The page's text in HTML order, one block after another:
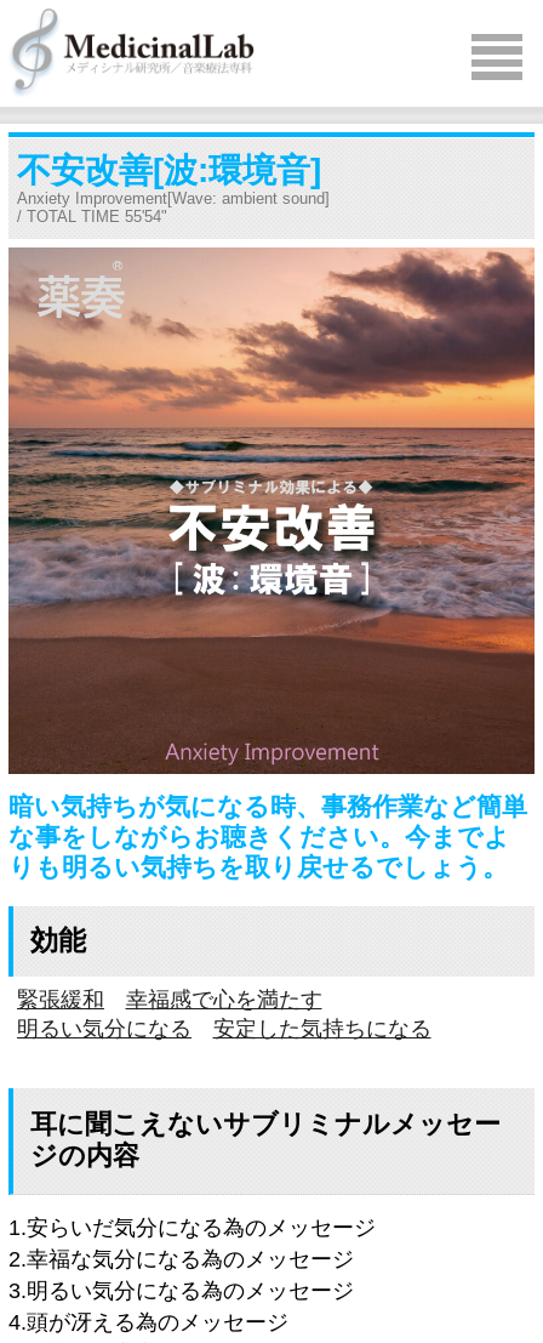
不安改善[波:環境音]
Anxiety Improvement[Wave: ambient sound]
/ TOTAL TIME 55'54"
暗い気持ちが気になる時、事務作業など簡単
な事をしながらお聴きください。今までよ
りも明るい気持ちを取り戻せるでしょう。
効能
緊張緩和
幸福感で心を満たす
明るい気分になる
安定した気持ちになる
耳に聞こえないサブリミナルメッセー
ジの内容
1.安らいだ気分になる為のメッセージ
2.幸福な気分になる為のメッセージ
3.明るい気分になる為のメッセージ
4.頭が冴える為のメッセージ